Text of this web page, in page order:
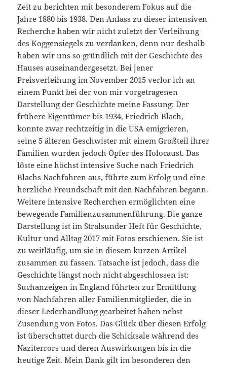
Zeit zu berichten mit besonderem Fokus auf die
Jahre 1880 bis 1938. Den Anlass zu dieser intensiven
Recherche haben wir nicht zuletzt der Verleihung
des Koggensiegels zu verdanken, denn nur deshalb
haben wir uns so gründlich mit der Geschichte des
Hauses auseinandergesetzt. Bei jener
Preisverleihung im November 2015 verlor ich an
einem Punkt bei der von mir vorgetragenen
Darstellung der Geschichte meine Fassung: Der
frühere Eigentümer bis 1934, Friedrich Blach,
konnte zwar rechtzeitig in die USA emigrieren,
seine 5 älteren Geschwister mit einem Großteil ihrer
Familien wurden jedoch Opfer des Holocaust. Das
löste eine höchst intensive Suche nach Friedrich
Blachs Nachfahren aus, führte zum Erfolg und eine
herzliche Freundschaft mit den Nachfahren begann.
Weitere intensive Recherchen ermöglichten eine
bewegende Familienzusammenführung. Die ganze
Darstellung ist im Stralsunder Heft für Geschichte,
Kultur und Alltag 2017 mit Fotos erschienen. Sie ist
zu weitläufig, um sie in diesem kurzen Artikel
zusammen zu fassen. Tatsache ist jedoch, dass die
Geschichte längst noch nicht abgeschlossen ist:
Suchanzeigen in England führten zur Ermittlung
von Nachfahren aller Familienmitglieder, die in
dieser Lederhandlung gearbeitet haben nebst
Zusendung von Fotos. Das Glück über diesen Erfolg
ist überschattet durch die Schicksale während des
Naziterrors und deren Auswirkungen bis in die
heutige Zeit. Mein Dank gilt im besonderen den